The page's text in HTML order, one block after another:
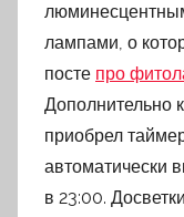
лампами, о
посте про
Дополнительно
приобрел
автоматически
в 23:00.